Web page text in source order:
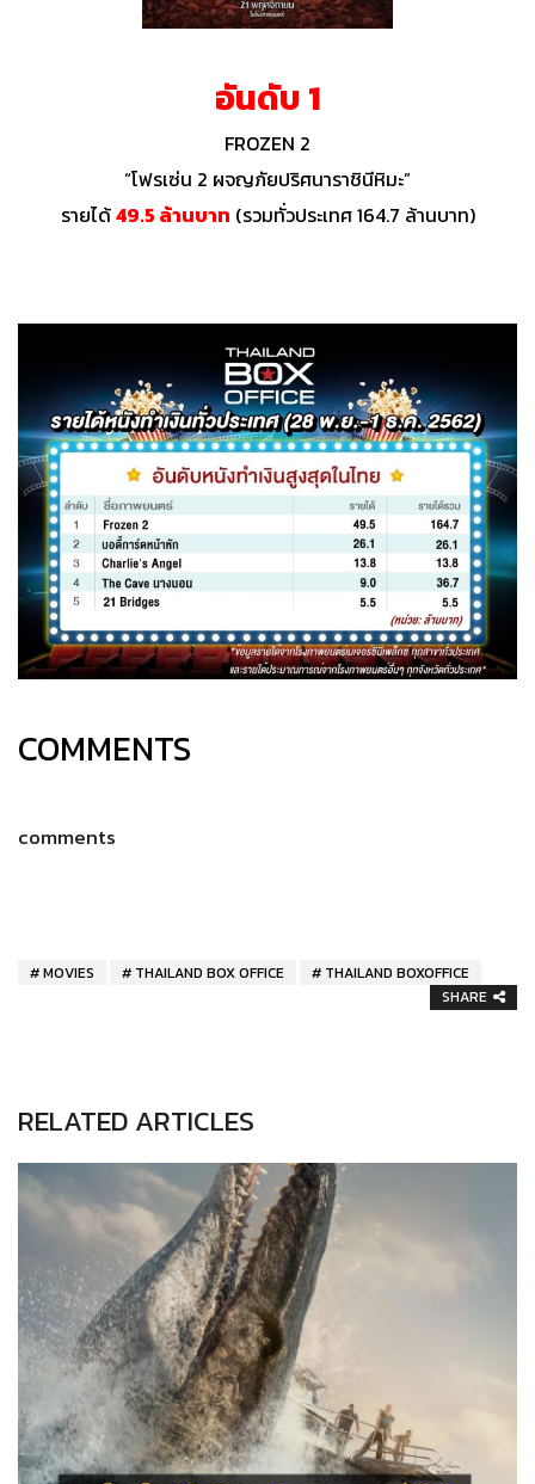
อันดับ 1
FROZEN 2
“โฟรเซ่น 2 ผจญภัยปริศนาราชินีหิมะ”
รายได้49.5 ล้านบาท (รวมทั่วประเทศ 164.7 ล้านบาท)
COMMENTS
comments
MOVIES THAILAND BOX OFFICE
THAILAND BOXOFFICE
SHARE
RELATED ARTICLES